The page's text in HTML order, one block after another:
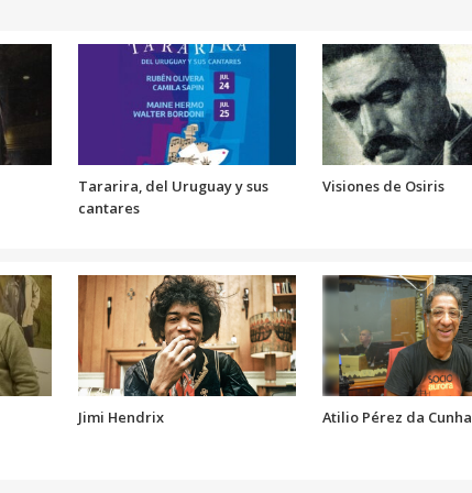
Tararira, del Uruguay y sus
cantares
Visiones de Osiris
Jimi Hendrix Atilio Pérez da Cunha